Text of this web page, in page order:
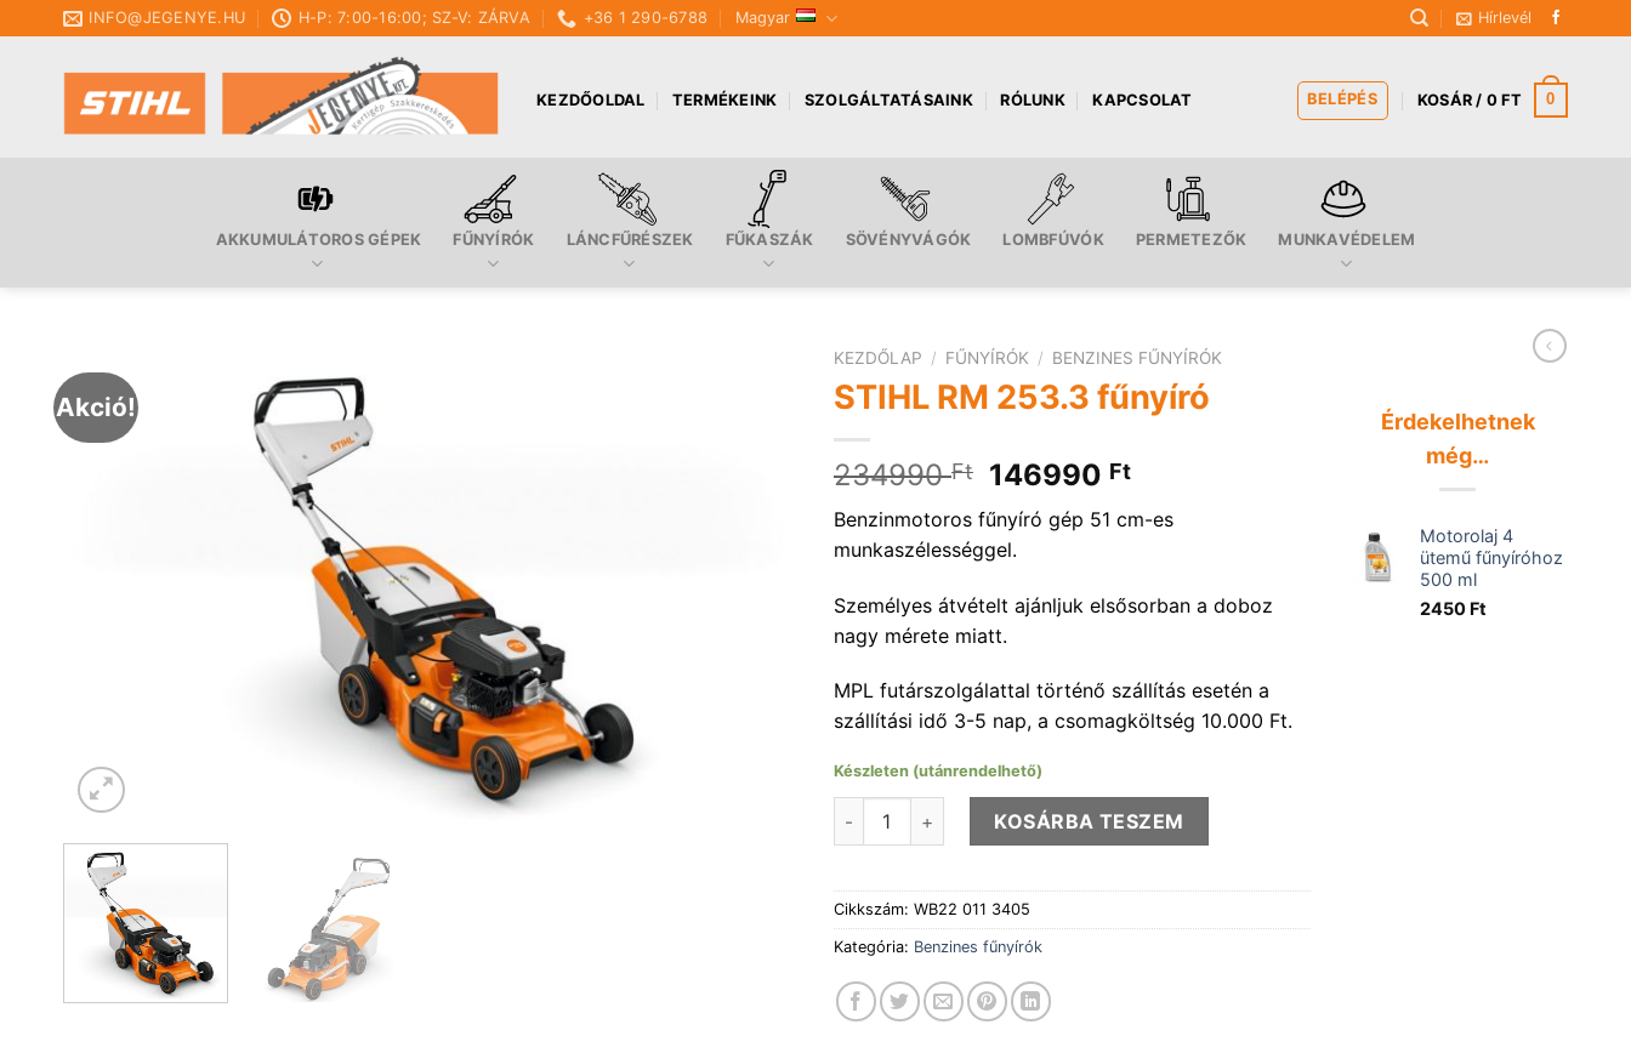
to
content
INFO@JEGENYE.HU H-P: 7:00-16:00; SZ-V: ZÁRVA +36 1 290-6788 Magyar Hírlevél
KEZDŐOLDAL TERMÉKEINK SZOLGÁLTATÁSAINK RÓLUNK KAPCSOLAT BELÉPÉS KOSÁR / 0FT 0
AKKUMULÁTOROS GÉPEK FŰNYÍRÓK LÁNCFŰRÉSZEK FŰKASZÁK SÖVÉNYVÁGÓK LOMBFÚVÓK PERMETEZŐK MUNKAVÉDELEM
Akció!
KEZDŐLAP / FŰNYÍRÓK / BENZINES FŰNYÍRÓK
STIHL RM 253.3 fűnyíró
234990Ft
Original
price
was:
234990 Ft.
146990 FtCurrent
is:
Benzinmotoros fűnyíró gép 51 cm-es
munkaszélességgel.
Személyes átvételt ajánljuk elsősorban a doboz
nagy mérete miatt.
MPL futárszolgálattal történő szállítás esetén a
szállítási idő 3-5 nap, a csomagköltség 10.000 Ft.
Készleten (utánrendelhető)
STIHL RM 253.3 fűnyíró mennyiség
KOSÁRBA TESZEM
Cikkszám: WB22 011 3405
Kategória: Benzines fűnyírók
Érdekelhetnek
még…
Motorolaj 4
ütemű fűnyíróhoz
500 ml
2450 Ft